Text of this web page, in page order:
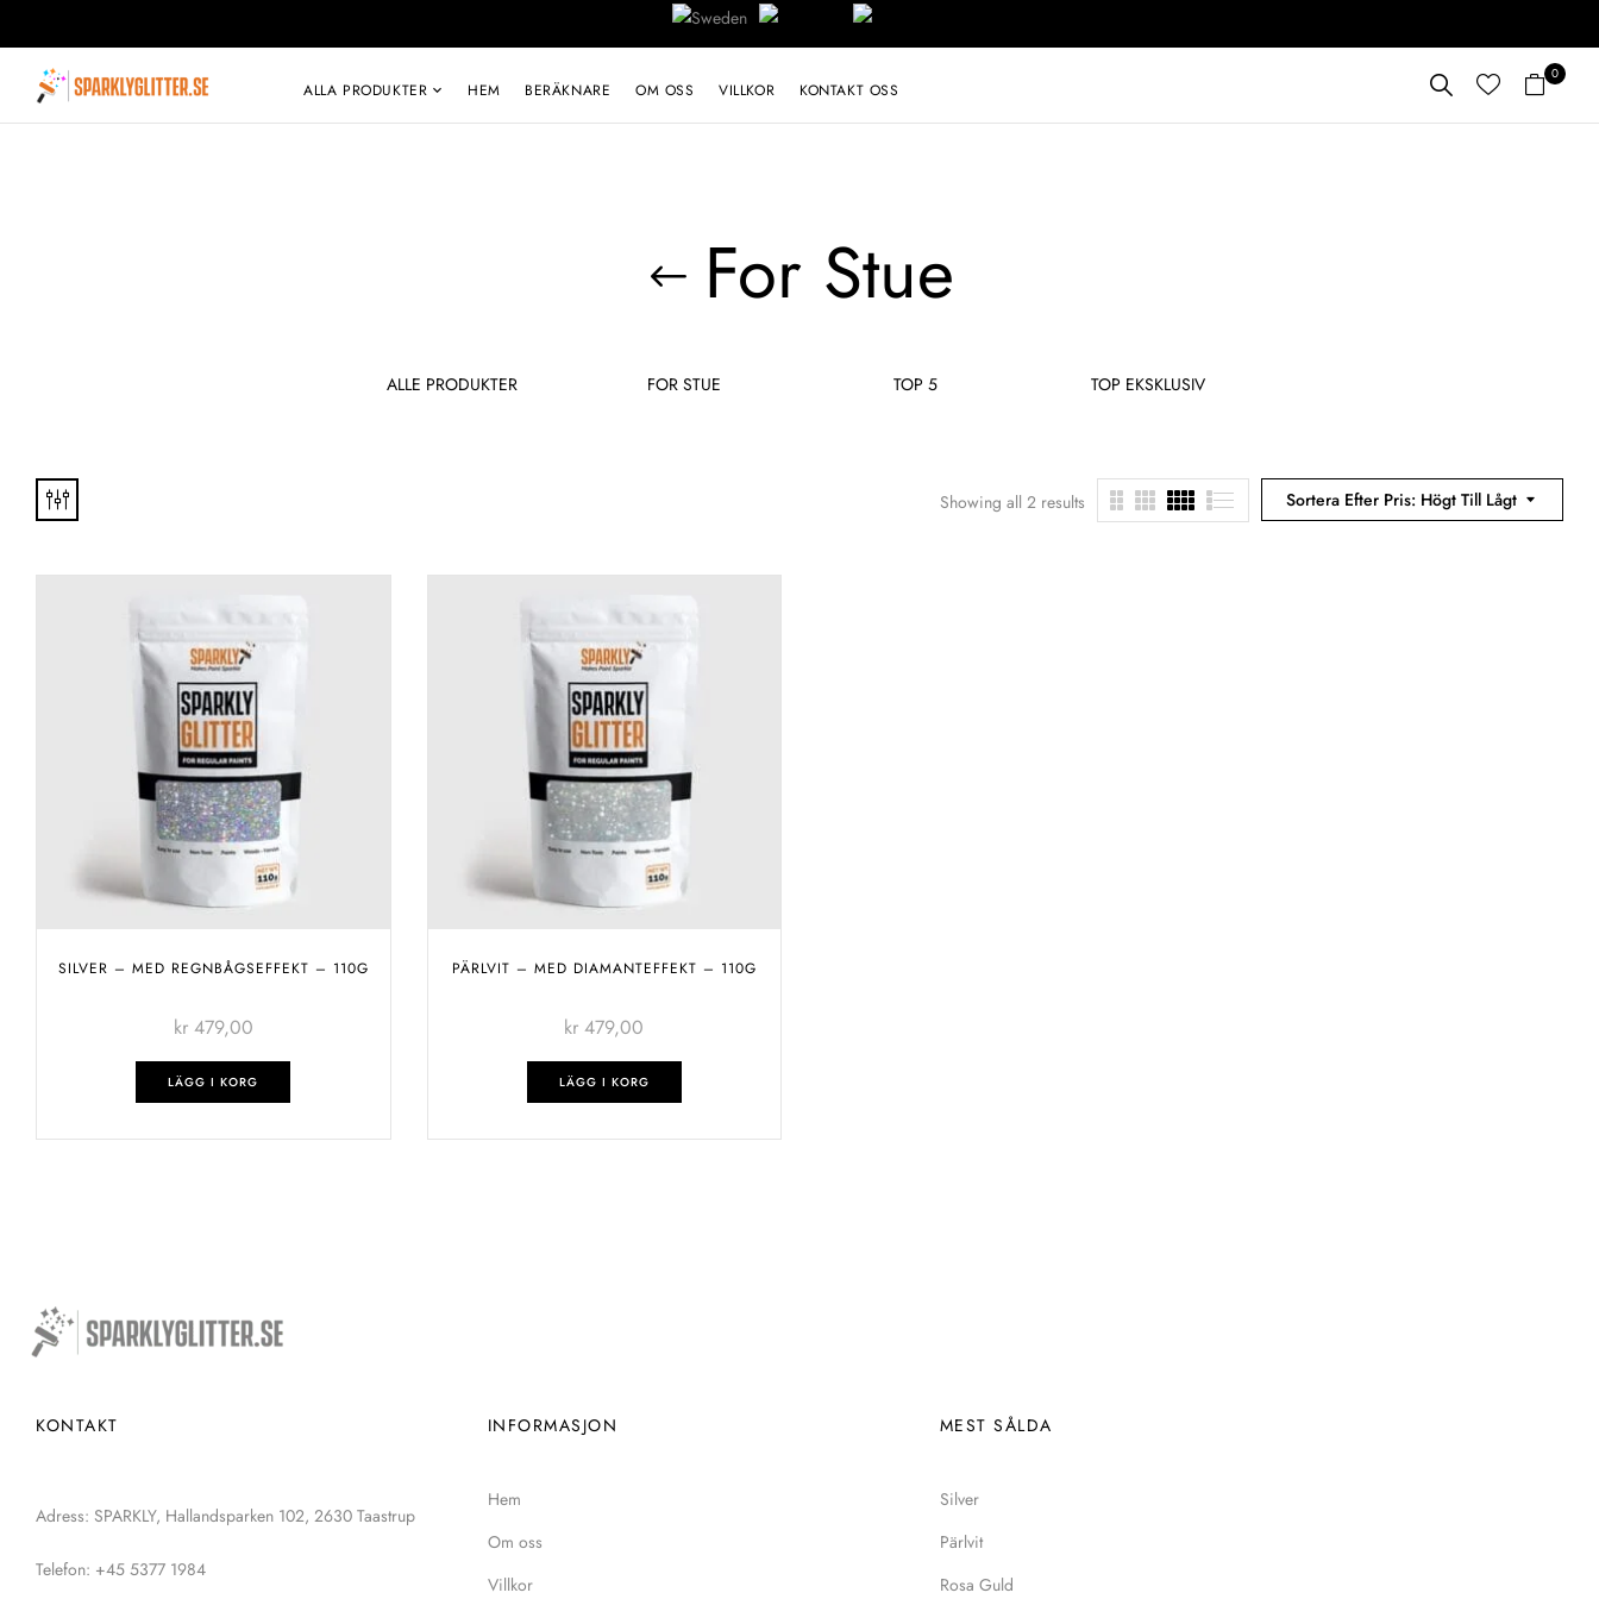
ALLA PRODUKTER HEM BERÄKNARE OM OSS VILLKOR KONTAKT OSS
0
For Stue
ALLE PRODUKTER FOR STUE TOP 5 TOP EKSKLUSIV
Sortera Efter Pris: Högt Till Lågt
Showing all 2 results
SILVER – MED REGNBÅGSEFFEKT – 110G
kr479,00
LÄGG I KORG
PÄRLVIT – MED DIAMANTEFFEKT – 110G
kr 479,00
LÄGG I KORG
KONTAKT
Adress: SPARKLY, Hallandsparken 102, 2630 Taastrup
Telefon: +45 5377 1984
INFORMASJON
Hem
Om oss
Villkor
MEST SÅLDA
Silver
Pärlvit
Rosa Guld